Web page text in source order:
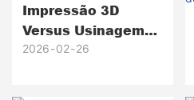
Impressão 3D
Versus Usinagem
CNC: Qual Método
2026 02 26